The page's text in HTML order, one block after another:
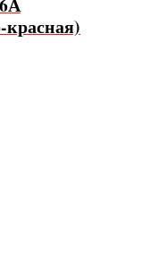
красная)